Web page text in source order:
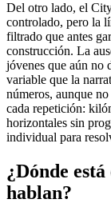
Del otro lado, el
controlado, pero la
filtrado que antes
construcción. La
jóvenes que aún no
variable que la
números, aunque
cada repetición:
horizontales sin
individual para
¿Dónde
hablan?